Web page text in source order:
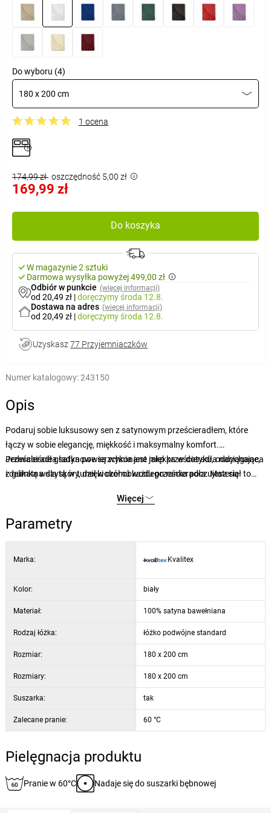
Do wyboru (4)
180 x 200 cm
1 ocena
174,99 zł oszczędność 5,00 zł
169,99 zł
Do koszyka
W magazynie 2 sztuki
Darmowa wysyłka powyżej 499,00 zł
Odbiór w punkcie (więcej informacji)
od 20,49 zł |doręczymyśroda 12.8.
Dostawa na adres (więcej informacji)
od 20,49 zł |doręczymyśroda 12.8.
Uzyskasz 77 Przyjemniaczków
Numer katalogowy:243150
Opis
Podaruj sobie luksusowy sen z satynowym prześcieradłem, które
łączy w sobie elegancję, miękkość i maksymalny komfort.
Jedwabiście gładka powierzchnia jest miękka w dotyku, oddychająca
i delikatna dla skóry, dzięki czemu każdego ranka poczujesz się
wyrafinowany wygląd, a wysokiej jakości materiał zapewni trwałość i
łatwość konserwacji.
Prześcieradła satynowe są wykonane jako prześcieradła naciągane,
z gumką wszytą w tunel wokół obwodu prześcieradła. Materiał to
prześcieradło. Nie zalecamy suszenia prześcieradła w suszarce
bębnowej. Jeśli jednak nadal chcesz użyć tej metody suszenia,
wybierz dłuższy program z niższą temperaturą suszenia.
ułatwić prasowanie, zalecamy prasowanie lekko zwilżonego
Więcej
Parametry
Marka: Kvalitex
Kolor: biały
Materiał: 100% satyna bawełniana
Rodzaj łóżka: łóżko podwójne standard
Rozmiar: 180 x 200 cm
Rozmiary: 180 x 200 cm
Suszarka: tak
Zalecane pranie: 60 °C
Pielęgnacja produktu
Pranie w 60°C Nadaje się do suszarki bębnowej